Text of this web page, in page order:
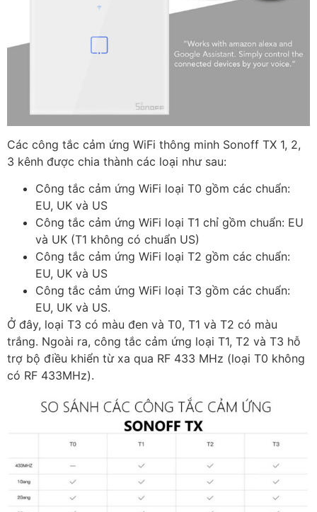
Các công tắc cảm ứng WiFi thông minh Sonoff TX 1, 2,
3 kênh được chia thành các loại như sau:
Công tắc cảm ứng WiFi loại T0 gồm các chuẩn:
EU, UK và US
Công tắc cảm ứng WiFi loại T1 chỉ gồm chuẩn: EU
và UK (T1 không có chuẩn US)
Công tắc cảm ứng WiFi loại T2 gồm các chuẩn:
EU, UK và US
Công tắc cảm ứng WiFi loại T3 gồm các chuẩn:
EU, UK và US.
Ở đây, loại T3 có màu đen và T0, T1 và T2 có màu
trắng. Ngoài ra, công tắc cảm ứng loại T1, T2 và T3 hỗ
trợ bộ điều khiển từ xa qua RF 433 MHz (loại T0 không
có RF 433MHz).